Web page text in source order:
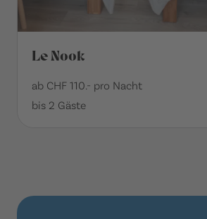
Le Nook
ab CHF 110.- pro Nacht
bis 2 Gäste